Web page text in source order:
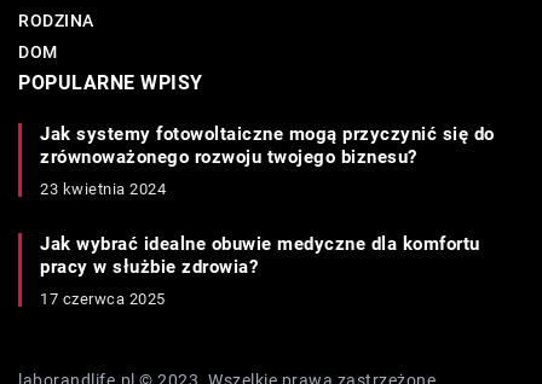
RODZINA
DOM
POPULARNE WPISY
Jak systemy fotowoltaiczne mogą przyczynić się do
zrównoważonego rozwoju twojego biznesu?
23 kwietnia 2024
Jak wybrać idealne obuwie medyczne dla komfortu
pracy w służbie zdrowia?
17 czerwca 2025
laborandlife.pl © 2023. Wszelkie prawa zastrzeżone.